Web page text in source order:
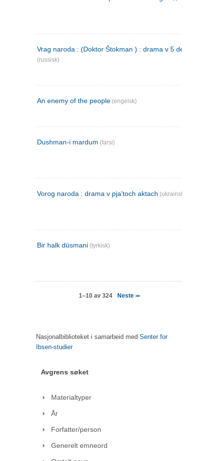
Vrag naroda : (Doktor Štokman ) : drama v 5 dejstvijach
(russisk)
An enemy of the people (engelsk)
Dushman-i mardum (farsi)
Vorog naroda : drama v pja'toch aktach (ukrainsk)
Bir halk düsmani (tyrkisk)
1–10 av 324 Neste >>
Nasjonalbiblioteket i samarbeid med Senter for
Ibsen-studier
Avgrens søket
Materialtyper
År
Forfatter/person
Generelt emneord